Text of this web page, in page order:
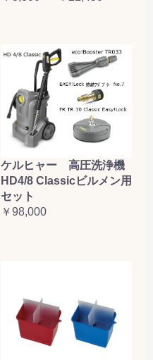
ケルヒャー 高圧洗浄機
HD4/8 Classicビルメン用
セット
￥98,000